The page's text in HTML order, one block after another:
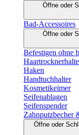
Öffne oder
Bad-Accessoires
Öffne oder
Befestigen ohne
Haken
Handtuchhalter
Kosmetikeimer
Seifenablagen
Seifenspender
Zahnputzbecher
Öffne oder